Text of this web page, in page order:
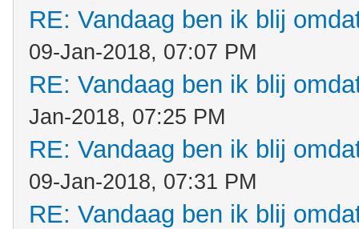
RE: Vandaag ben ik blij
09-Jan-2018, 07:07 PM
RE: Vandaag ben ik blij
Jan-2018, 07:25 PM
RE: Vandaag ben ik blij
09-Jan-2018, 07:31 PM
RE: Vandaag ben ik blij